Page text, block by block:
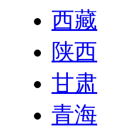
西藏
陕西
甘肃
青海